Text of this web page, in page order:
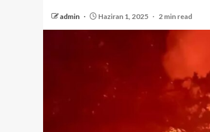
admin Haziran 1, 2025 2 min read